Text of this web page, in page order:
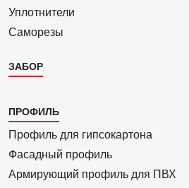
Уплотнители
Саморезы
ЗАБОР
Каталог
3
ПРОФИЛЬ
Профиль для гипсо­картона
Фасадный профиль
Армиру­ю­щий профиль для ПВХ